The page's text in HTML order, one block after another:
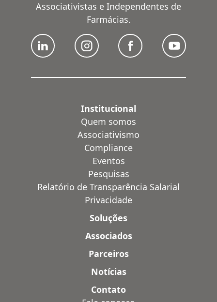
Associativistas e Independentes de
Farmácias.
Institucional
Quem somos
Associativismo
Compliance
Eventos
Pesquisas
Relatório de Transparência Salarial
Privacidade
Soluções
Associados
Parceiros
Notícias
Contato